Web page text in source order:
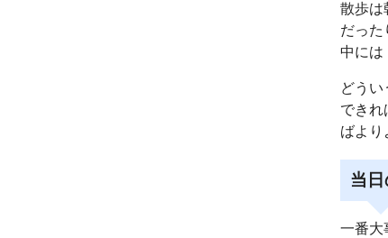
散歩は
だった
中には
どうい
できれ
ばより
当
一番大